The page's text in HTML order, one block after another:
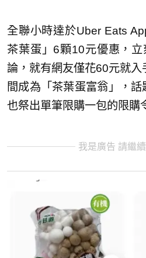
全聯小時達於Uber Eats
茶葉蛋」6顆10元優惠，
論，就有網友僅花60元就
間成為「茶葉蛋富翁」，
也祭出單筆限購一包的限購
我是廣告 請繼